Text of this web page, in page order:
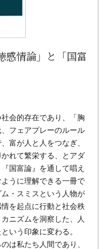
感情論」と「国富
会的存在であり、「胸
フェアプレーのルール
富が人と人をつなぎ、
れて繁栄する、とアダ
国富論』を通して唱え
うに理解できる一冊で
・スミスという人物が
を起点に行動と社会秩
ニズムを洞察した、人
いう印象に変わる。
は私たち人間であり、